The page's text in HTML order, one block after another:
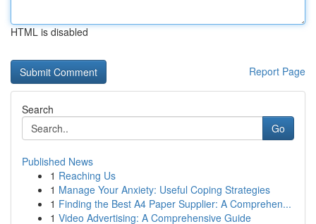
HTML is disabled
Report Page
Search
Go
Published News
1 Reaching Us
1 Manage Your Anxiety: Useful Coping Strategies
1 Finding the Best A4 Paper Supplier: A Comprehen...
1 Video Advertising: A Comprehensive Guide